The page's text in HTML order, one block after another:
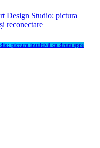
pictura intuitivă ca drum spre